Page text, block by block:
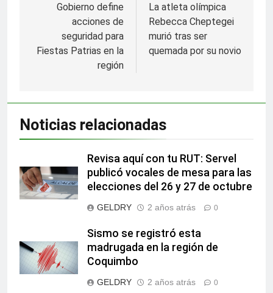
entradas
Gobierno define
acciones de
seguridad para
Fiestas Patrias en la
región
La atleta olímpica
Rebecca Cheptegei
murió tras ser
quemada por su novio
Noticias relacionadas
Revisa aquí con tu RUT: Servel
publicó vocales de mesa para las
elecciones del 26 y 27 de octubre
GELDRY 2 años atrás 0
Sismo se registró esta
madrugada en la región de
Coquimbo
GELDRY 2 años atrás 0